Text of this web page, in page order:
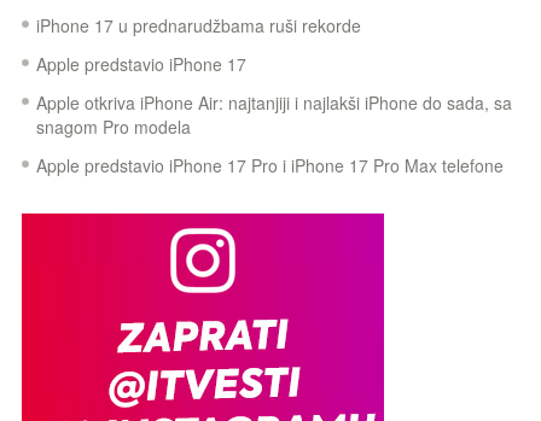
iPhone 17 u prednarudžbama ruši rekorde
Apple predstavio iPhone 17
Apple otkriva iPhone Air: najtanjiji i najlakši iPhone do sada, sa
snagom Pro modela
Apple predstavio iPhone 17 Pro i iPhone 17 Pro Max telefone